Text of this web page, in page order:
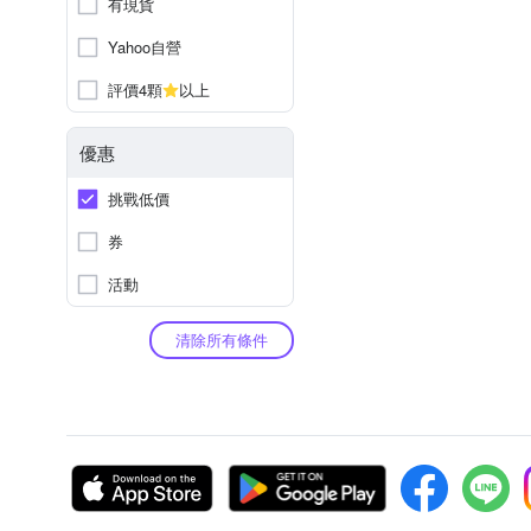
Yahoo自營
評價4顆
以上
優惠
挑戰低價
券
活動
清除所有條件